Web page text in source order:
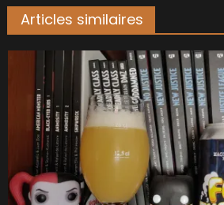
Articles similaires